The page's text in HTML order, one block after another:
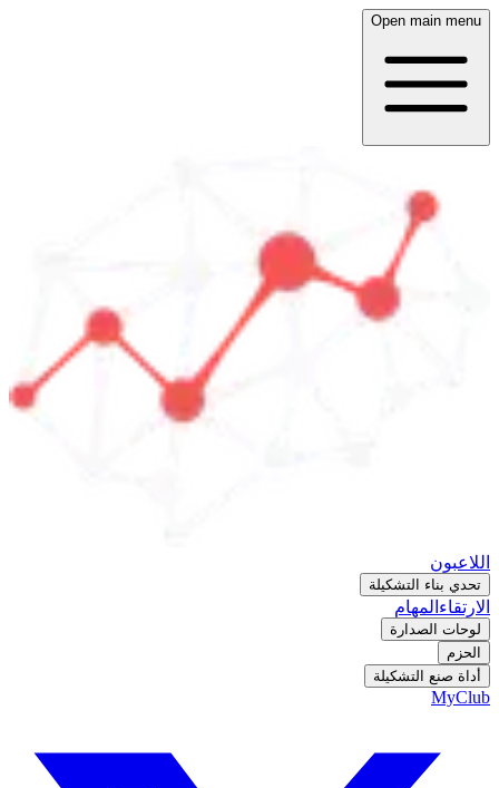
Open main menu
اللاعبون
تحدي بناء التشكيلة
الارتقاء المهام
لوحات الصدارة
الحزم
أداة صنع التشكيلة
MyClub